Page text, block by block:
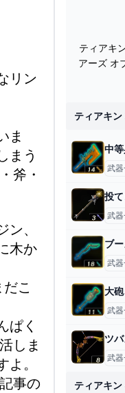
リン
ま
まう
斧・
、
木か
こ
ぱく
しま
。
事の
ティアキ
アーズ オ
ティアキ
中
武
投
武
ブ
武
大
武
ツ
武
ティアキ